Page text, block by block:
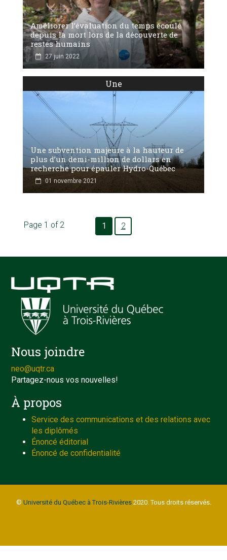
Améliorer l’évaluation du temps écoulé
depuis la mort lors de la découverte de
restes humains
27 juin 2022
Une
Une subvention majeure à la hauteur de
plus d’un demi-million de dollars en
recherche pour épauler Hydro-Québec
01 novembre 2021
Page 1 of 2 1 2
Nous joindre
neo@uqtr.ca
Partagez-nous vos nouvelles!
À propos
Service des communications et des relations avec
les diplômés
Énoncé éditorial
Énoncé de confidentialité
© Université du Québec à Trois-Rivières2020. Tous droits réservés.